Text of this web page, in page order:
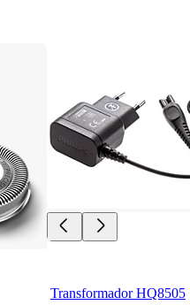
Transformador HQ8505